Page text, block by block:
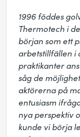
1996 föddes
Thermotech i
början som ett
arbetstillfällen i
praktikanter
såg de
aktörerna på
entusiasm
nya perspektiv
kunde vi börja